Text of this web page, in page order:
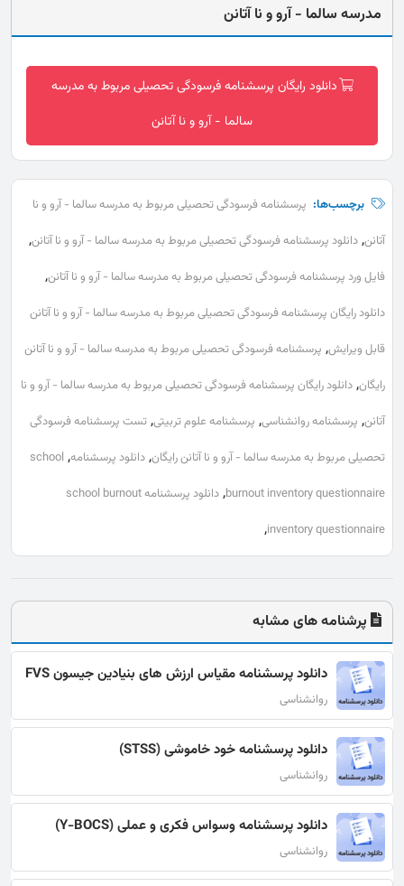
مدرسه سالما - آرو و نا آتانن
دانلود رایگان پرسشنامه فرسودگی تحصیلی مربوط به مدرسه
سالما - آرو و نا آتانن
برچسب‌ها: پرسشنامه فرسودگی تحصیلی مربوط به مدرسه سالما - آرو و نا
آتانن, دانلود پرسشنامه فرسودگی تحصیلی مربوط به مدرسه سالما - آرو و نا آتانن,
فایل ورد پرسشنامه فرسودگی تحصیلی مربوط به مدرسه سالما - آرو و نا آتانن,
دانلود رایگان پرسشنامه فرسودگی تحصیلی مربوط به مدرسه سالما - آرو و نا آتانن
قابل ویرایش, پرسشنامه فرسودگی تحصیلی مربوط به مدرسه سالما - آرو و نا آتانن
رایگان, دانلود رایگان پرسشنامه فرسودگی تحصیلی مربوط به مدرسه سالما - آرو و نا
آتانن, پرسشنامه روانشناسی, پرسشنامه علوم تربیتی, تست پرسشنامه فرسودگی
تحصیلی مربوط به مدرسه سالما - آرو و نا آتانن رایگان, دانلود پرسشنامه,
school
burnout inventory questionnaire
,
دانلود پرسشنامه school burnout
inventory questionnaire
,
پرشنامه های مشابه
دانلود پرسشنامه مقیاس ارزش های بنیادین جیسون FVS
روانشناسی
دانلود پرسشنامه خود خاموشی (STSS)
روانشناسی
دانلود پرسشنامه وسواس فکری و عملی (Y-BOCS)
روانشناسی